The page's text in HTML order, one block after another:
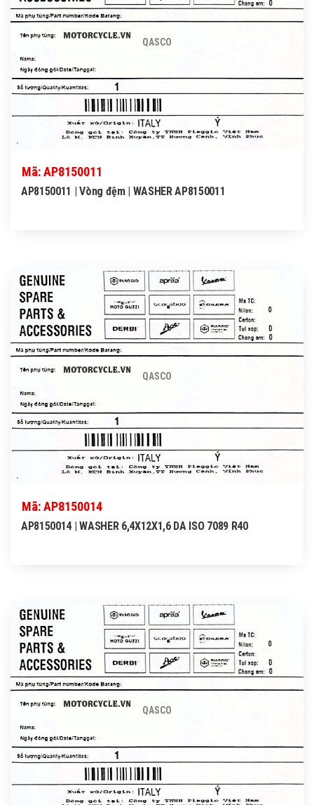
QASCO
Mã: AP8150011
AP8150011 | Vòng đệm | WASHER AP8150011
QASCO
Mã: AP8150014
AP8150014 | WASHER 6,4X12X1,6 DA ISO 7089 R40
QASCO